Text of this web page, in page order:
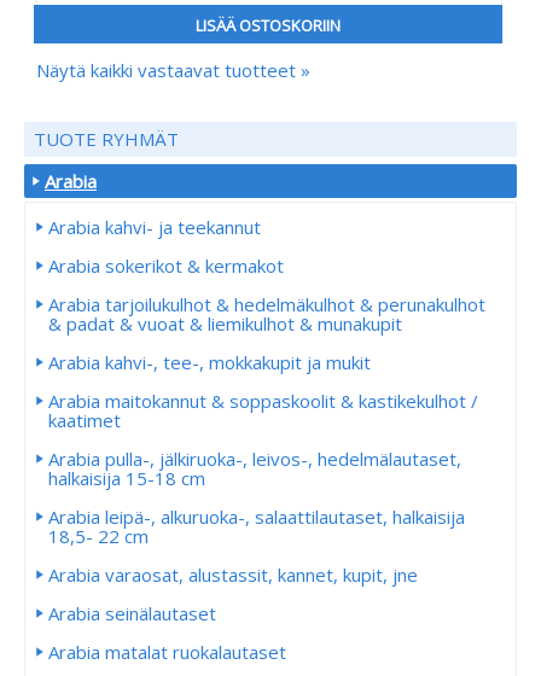
LISÄÄ OSTOSKORIIN
Näytä kaikki vastaavat tuotteet »
TUOTE RYHMÄT
Arabia
Arabia kahvi- ja teekannut
Arabia sokerikot & kermakot
Arabia tarjoilukulhot & hedelmäkulhot & perunakulhot
& padat & vuoat & liemikulhot & munakupit
Arabia kahvi-, tee-, mokkakupit ja mukit
Arabia maitokannut & soppaskoolit & kastikekulhot /
kaatimet
Arabia pulla-, jälkiruoka-, leivos-, hedelmälautaset,
halkaisija 15-18 cm
Arabia leipä-, alkuruoka-, salaattilautaset, halkaisija
18,5- 22 cm
Arabia varaosat, alustassit, kannet, kupit, jne
Arabia seinälautaset
Arabia matalat ruokalautaset